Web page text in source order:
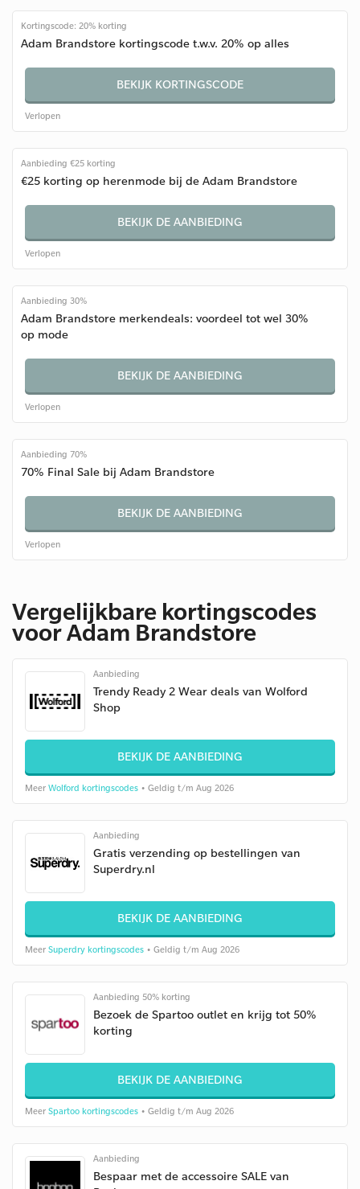
Kortingscode: 20% korting
Adam Brandstore kortingscode t.w.v. 20% op alles
BEKIJK KORTINGSCODE
Verlopen
Aanbieding €25 korting
€25 korting op herenmode bij de Adam Brandstore
BEKIJK DE AANBIEDING
Verlopen
Aanbieding 30%
Adam Brandstore merkendeals: voordeel tot wel 30%
op mode
BEKIJK DE AANBIEDING
Verlopen
Aanbieding 70%
70% Final Sale bij Adam Brandstore
BEKIJK DE AANBIEDING
Verlopen
Vergelijkbare kortingscodes
voor Adam Brandstore
Aanbieding
Trendy Ready 2 Wear deals van Wolford
Shop
BEKIJK DE AANBIEDING
Meer Wolford kortingscodes • Geldig t/m Aug 2026
Aanbieding
Gratis verzending op bestellingen van
Superdry.nl
BEKIJK DE AANBIEDING
Meer Superdry kortingscodes • Geldig t/m Aug 2026
Aanbieding 50% korting
Bezoek de Spartoo outlet en krijg tot 50%
korting
BEKIJK DE AANBIEDING
Meer Spartoo kortingscodes • Geldig t/m Aug 2026
Aanbieding
Bespaar met de accessoire SALE van